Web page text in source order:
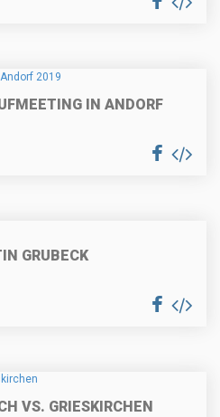
IN ANDORF
GRUBECK
VS. GRIESKIRCHEN